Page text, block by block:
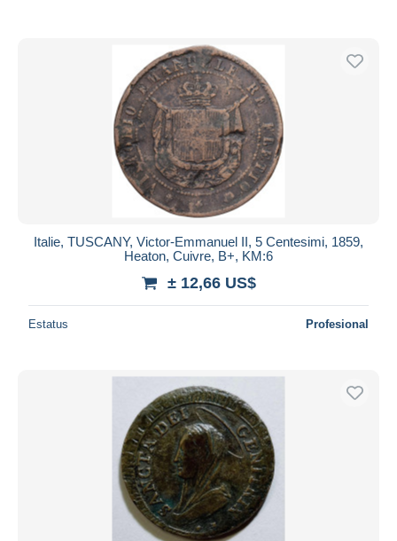
Italie, TUSCANY, Victor-Emmanuel II, 5 Centesimi, 1859,
Heaton, Cuivre, B+, KM:6
± 12,66 US$
Estatus Profesional